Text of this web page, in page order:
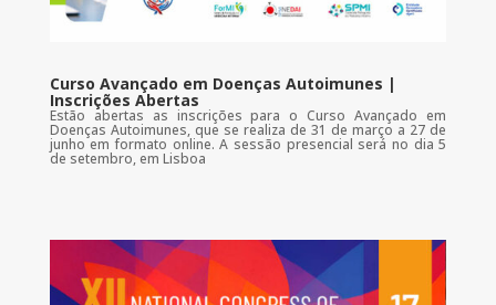
Curso Avançado em Doenças Autoimunes |
Inscrições Abertas
Estão abertas as inscrições para o Curso Avançado em
Doenças Autoimunes, que se realiza de 31 de março a 27 de
junho em formato online. A sessão presencial será no dia 5
de setembro, em Lisboa